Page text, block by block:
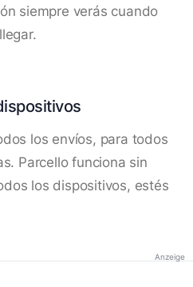
siempre verás cuando
los envíos, para todos
Parcello funciona sin
los dispositivos, estés
Anzeige